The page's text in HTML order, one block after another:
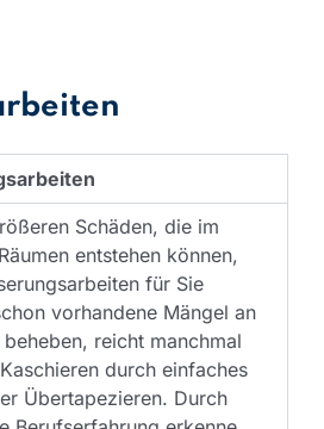
Schäden, die im
entstehen können,
für Sie
vorhandene Mängel an
reicht manchmal
durch einfaches
Übertapezieren. Durch